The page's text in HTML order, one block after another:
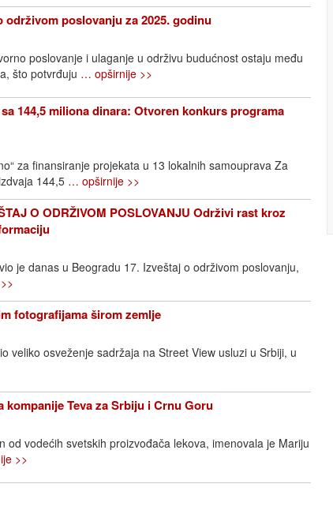
poslovanju za 2025. godinu
poslovanje i ulaganje u održivu budućnost ostaju među
što potvrđuju … opširnije >>
144,5 miliona dinara: Otvoren konkurs programa
za finansiranje projekata u 13 lokalnih samouprava Za
144,5 … opširnije >>
O ODRŽIVOM POSLOVANJU Održivi rast kroz
je danas u Beogradu 17. Izveštaj o održivom poslovanju,
fotografijama širom zemlje
veliko osveženje sadržaja na Street View usluzi u Srbiji, u
Teva za Srbiju i Crnu Goru
od vodećih svetskih proizvođača lekova, imenovala je Mariju
>>